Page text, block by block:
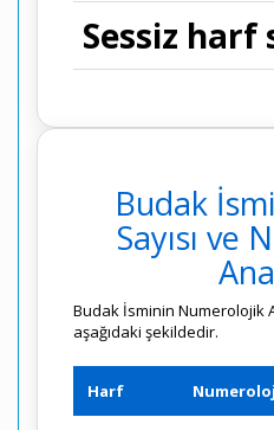
Sessiz harf
Budak
Sayısı ve
Budak İsminin Numerolojik
aşağıdaki şekildedir.
Harf